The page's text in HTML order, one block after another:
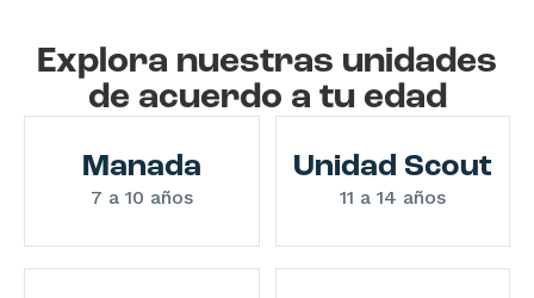
Explora nuestras unidades
de acuerdo a tu edad
Manada
7 a 10 años
Unidad Scout
11 a 14 años